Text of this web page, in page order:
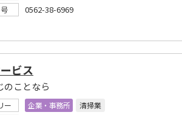
0562-38-6969
ビス
のことなら
ー 企業・事務所
清掃業